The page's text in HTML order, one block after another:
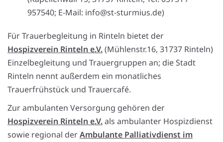
957540; E-Mail: info@st-sturmius.de)
Für Trauerbegleitung in Rinteln bietet der
Hospizverein Rinteln e.V.(Mühlenstr.16, 31737 Rinteln)
Einzelbegleitung und Trauergruppen an; die Stadt
Rinteln nennt außerdem ein monatliches
Trauerfrühstück und Trauercafé.
Zur ambulanten Versorgung gehören der
Hospizverein Rinteln e.V.als ambulanter Hospizdienst
sowie regional derAmbulante Palliativdienst im